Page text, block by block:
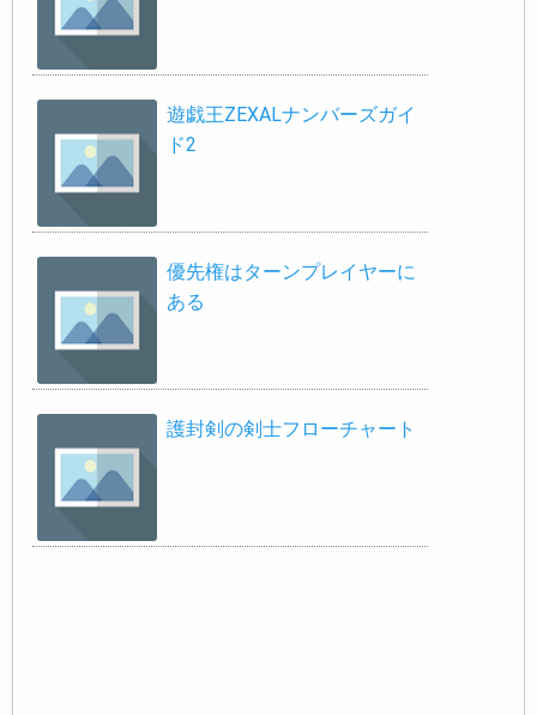
遊戯王ZEXALナンバーズガイ
ド2
優先権はターンプレイヤーに
ある
護封剣の剣士フローチャート